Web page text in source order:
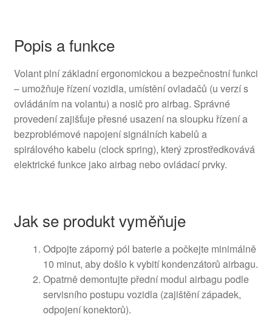
Popis a funkce
Volant plní základní ergonomickou a bezpečnostní funkci
– umožňuje řízení vozidla, umístění ovladačů (u verzí s
ovládáním na volantu) a nosič pro airbag. Správné
provedení zajišťuje přesné usazení na sloupku řízení a
bezproblémové napojení signálních kabelů a
spirálového kabelu (clock spring), který zprostředkovává
elektrické funkce jako airbag nebo ovládací prvky.
Jak se produkt vyměňuje
Odpojte záporný pól baterie a počkejte minimálně
10 minut, aby došlo k vybití kondenzátorů airbagu.
Opatrně demontujte přední modul airbagu podle
servisního postupu vozidla (zajištění západek,
odpojení konektorů).